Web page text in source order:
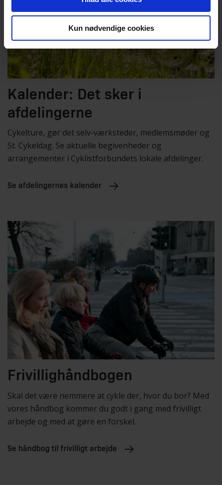
Kun nødvendige cookies
Kalender: Det sker i
afdelingerne
Cykelture, gør det selv-værksteder, medlemsmøder og
St. Cykeldag. Se aktuelle begivenheder og
arrangementer i Cyklistforbundets lokale afdelinger.
Se afdelingernes kalender
Frivillighåndbogen
Skal det være nemmere at cykle der, hvor du bor? Med
vores håndbog kommer du godt i gang med frivilligt
arbejde og med at gøre en forskel.
Se håndbog til frivilligt arbejde